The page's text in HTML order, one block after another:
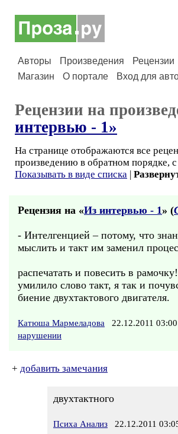
Авторы Произведения Рецензии
Магазин
О портале Вход для
Рецензии на
интервью - 1»
На странице отображаются все
произведению в обратном порядке,
Показывать в виде списка |
Рецензия на «Из интервью - 1» (
- Интелгенцией – потому, что
мыслить и такт им заменил
распечатать и повесить в
умилило слово такт, я так и
биение двухтактового двигателя.
Катюша Мармеладова 22.12.2011
нарушении
+ добавить замечания
двухтактного
Психа Анализ 22.12.2011